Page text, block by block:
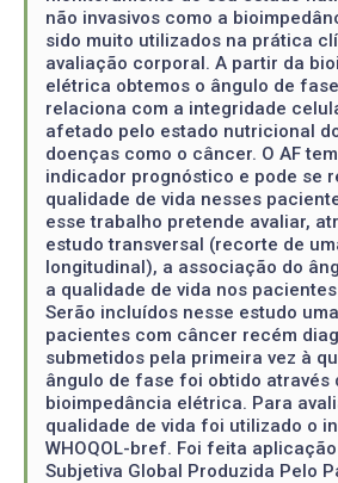
não invasivos como a
sido muito utilizados na prática
avaliação corporal. A partir da
elétrica obtemos o ângulo de
relaciona com a integridade
afetado pelo estado nutricional
doenças como o câncer. O AF
indicador prognóstico e pode se
qualidade de vida nesses
esse trabalho pretende avaliar,
estudo transversal (recorte de
longitudinal), a associação do
a qualidade de vida nos
Serão incluídos nesse estudo
pacientes com câncer recém
submetidos pela primeira vez à
ângulo de fase foi obtido através
bioimpedância elétrica. Para
qualidade de vida foi utilizado o
WHOQOL-bref. Foi feita
Subjetiva Global Produzida Pelo